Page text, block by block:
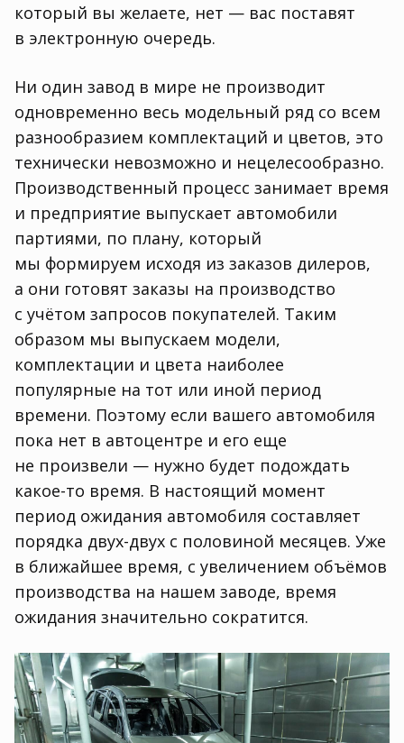
который вы желаете, нет — вас поставят
в электронную очередь.
Ни один завод в мире не производит
одновременно весь модельный ряд со всем
разнообразием комплектаций и цветов, это
технически невозможно и нецелесообразно.
Производственный процесс занимает время
и предприятие выпускает автомобили
партиями, по плану, который
мы формируем исходя из заказов дилеров,
а они готовят заказы на производство
с учётом запросов покупателей. Таким
образом мы выпускаем модели,
комплектации и цвета наиболее
популярные на тот или иной период
времени. Поэтому если вашего автомобиля
пока нет в автоцентре и его еще
не произвели — нужно будет подождать
какое-то время. В настоящий момент
период ожидания автомобиля составляет
порядка двух-двух с половиной месяцев. Уже
в ближайшее время, с увеличением объёмов
производства на нашем заводе, время
ожидания значительно сократится.